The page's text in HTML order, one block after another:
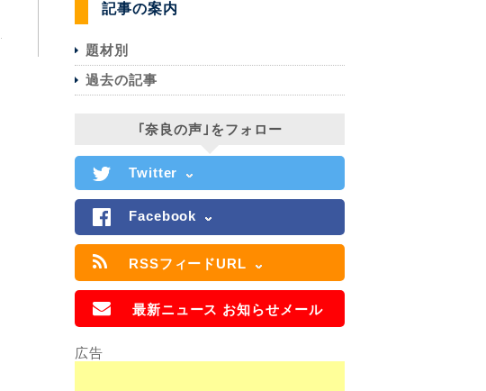
記事の案内
題材別
過去の記事
｢奈良の声｣をフォロー
Twitter
Facebook
RSSフィードURL
最新ニュース お知らせメール